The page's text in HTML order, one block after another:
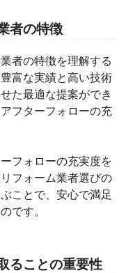
者の特徴
者の特徴を理解する
富な実績と高い技術
た最適な提案ができ
フターフォローの充
フォローの充実度を
フォーム業者選びの
ことで、安心で満足
です。
ることの重要性